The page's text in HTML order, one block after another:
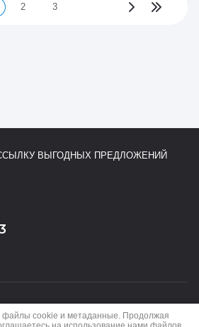
2 3
ВЫГОДНЫХ ПРЕДЛОЖЕНИЙ
© 2024 - 2026
конфиденциальности
файлы cookie и метаданные. Продолжая